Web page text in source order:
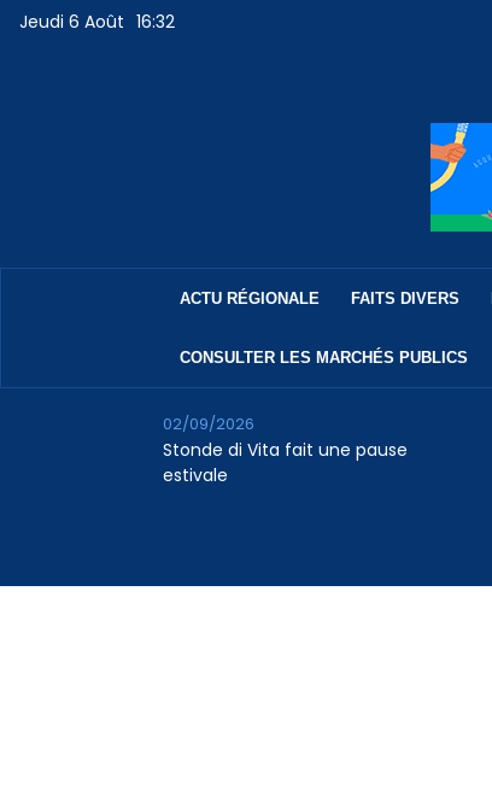
Jeudi 6 Août 16:32
ACTU RÉGIONALE FAITS DIVERS
CONSULTER LES MARCHÉS PUBLICS
Stonde di Vita fait une pause
estivale
02/09/2026